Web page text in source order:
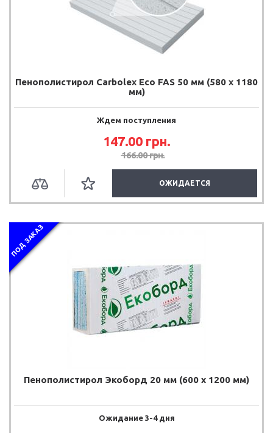
Пенополистирол Carbolex Eco FAS 50 мм (580 х 1180
мм)
Ждем поступления
147.00 грн.
166.00грн.
ОЖИДАЕТСЯ
ПОД ЗАКАЗ
Пенополистирол Экоборд 20 мм (600 х 1200 мм)
Ожидание 3-4 дня